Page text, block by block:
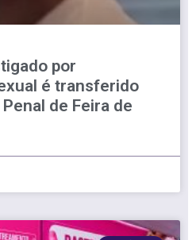
por
é transferido
de Feira de